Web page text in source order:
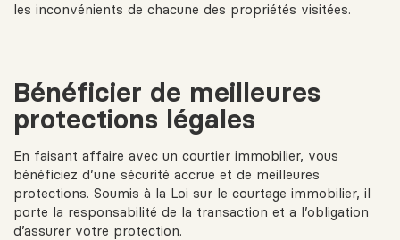
les inconvénients de chacune des propriétés visitées.
Bénéficier de meilleures
protections légales
En faisant affaire avec un courtier immobilier, vous
bénéficiez d’une sécurité accrue et de meilleures
protections. Soumis à la Loi sur le courtage immobilier, il
porte la responsabilité de la transaction et a l’obligation
d’assurer votre protection.